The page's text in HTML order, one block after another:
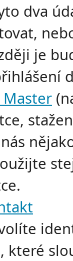
dva
je
které